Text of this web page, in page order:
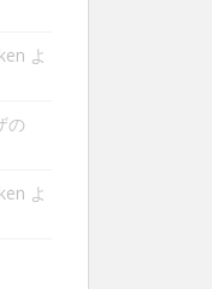
よ
の
よ